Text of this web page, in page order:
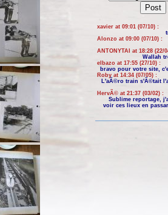
xavier at 09:01 (07/10) :
Alonzo at 09:00 (07/10) :
ANTONYTAI at 18:28 (22/
Wallah
elbazo at 17:55 (27/10) :
bravo pour votre site,
Roby at 14:34 (07/05) :
L'aÃ©ro train s'Ã©tait
HervÃ© at 21:37 (03/02) :
Sublime reportage,
voir ces lieux en